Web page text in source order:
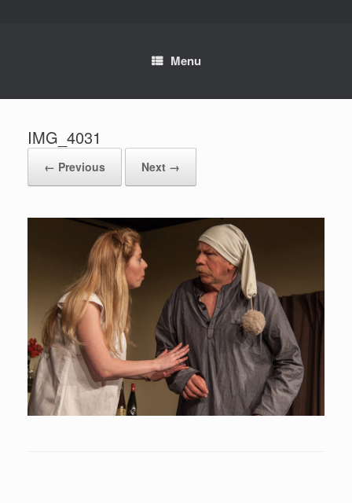
Menu
IMG_4031
← Previous Next →